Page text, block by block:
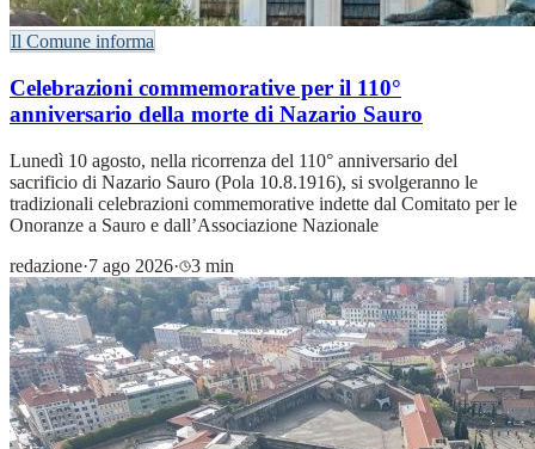
Il Comune informa
Celebrazioni commemorative per il 110°
anniversario della morte di Nazario Sauro
Lunedì 10 agosto, nella ricorrenza del 110° anniversario del
sacrificio di Nazario Sauro (Pola 10.8.1916), si svolgeranno le
tradizionali celebrazioni commemorative indette dal Comitato per le
Onoranze a Sauro e dall’Associazione Nazionale
redazione·7 ago 2026· 3 min